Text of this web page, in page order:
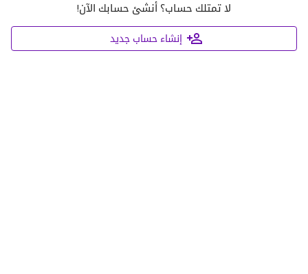
لا تمتلك حساب؟ أنشئ حسابك اﻵن!
إنشاء حساب جديد